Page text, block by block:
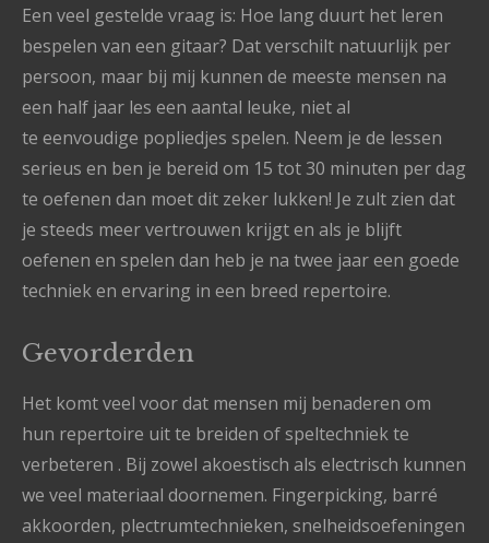
Een veel gestelde vraag is: Hoe lang duurt het leren
bespelen van een gitaar? Dat verschilt natuurlijk per
persoon, maar bij mij kunnen de meeste mensen na
een half jaar les een aantal leuke, niet al
te eenvoudige popliedjes spelen. Neem je de lessen
serieus en ben je bereid om 15 tot 30 minuten per dag
te oefenen dan moet dit zeker lukken! Je zult zien dat
je steeds meer vertrouwen krijgt en als je blijft
oefenen en spelen dan heb je na twee jaar een goede
techniek en ervaring in een breed repertoire.
Gevorderden
Het komt veel voor dat mensen mij benaderen om
hun repertoire uit te breiden of speltechniek te
verbeteren . Bij zowel akoestisch als electrisch kunnen
we veel materiaal doornemen. Fingerpicking, barré
akkoorden, plectrumtechnieken, snelheidsoefeningen